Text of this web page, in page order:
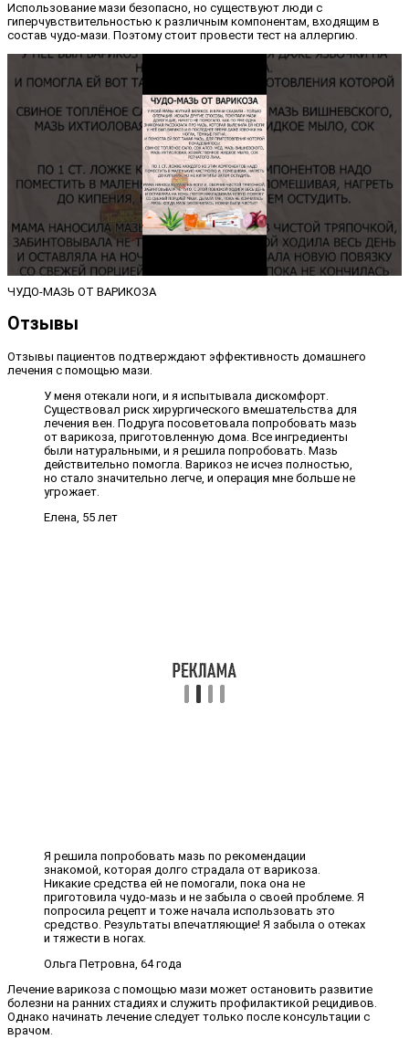
Использование мази безопасно, но существуют люди с
гиперчувствительностью к различным компонентам, входящим в
состав чудо-мази. Поэтому стоит провести тест на аллергию.
ЧУДО-МАЗЬ ОТ ВАРИКОЗА
Отзывы
Отзывы пациентов подтверждают эффективность домашнего
лечения с помощью мази.
У меня отекали ноги, и я испытывала дискомфорт.
Существовал риск хирургического вмешательства для
лечения вен. Подруга посоветовала попробовать мазь
от варикоза, приготовленную дома. Все ингредиенты
были натуральными, и я решила попробовать. Мазь
действительно помогла. Варикоз не исчез полностью,
но стало значительно легче, и операция мне больше не
угрожает.
Елена, 55 лет
Я решила попробовать мазь по рекомендации
знакомой, которая долго страдала от варикоза.
Никакие средства ей не помогали, пока она не
приготовила чудо-мазь и не забыла о своей проблеме. Я
попросила рецепт и тоже начала использовать это
средство. Результаты впечатляющие! Я забыла о отеках
и тяжести в ногах.
Ольга Петровна, 64 года
Лечение варикоза с помощью мази может остановить развитие
болезни на ранних стадиях и служить профилактикой рецидивов.
Однако начинать лечение следует только после консультации с
врачом.